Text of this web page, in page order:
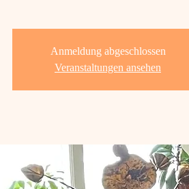
Anmeldung abgeschlossen
Veranstaltungen ansehen